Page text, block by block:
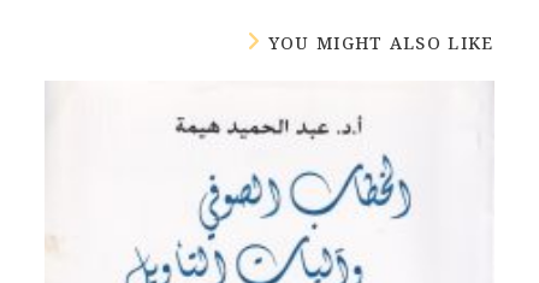
YOU MIGHT ALSO LIKE